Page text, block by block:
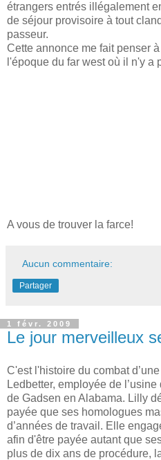
étrangers entrés illégalement
de séjour provisoire à tout
passeur.
Cette annonce me fait penser
l'époque du far west où il n'y a
A vous de trouver la farce!
Aucun commentaire:
Partager
1 févr. 2009
Le jour merveilleux
C'est l'histoire du combat
Ledbetter, employée de
de Gadsen en Alabama. Lilly
payée que ses homologues
d’années de travail. Elle
afin d'être payée autant que
plus de dix ans de procédure,